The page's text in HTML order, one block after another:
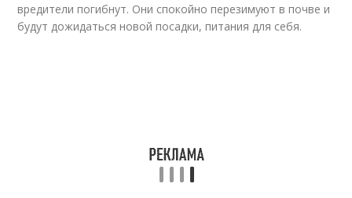
вредители погибнут. Они спокойно перезимуют в почве и
будут дожидаться новой посадки, питания для себя.